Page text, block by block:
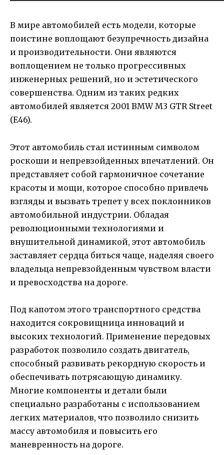
В мире автомобилей есть модели, которые
поистине воплощают безупречность дизайна
и производительности. Они являются
воплощением не только прогрессивных
инженерных решений, но и эстетического
совершенства. Одним из таких редких
автомобилей является 2001 BMW M3 GTR Street
(E46).
Этот автомобиль стал истинным символом
роскоши и непревзойденных впечатлений. Он
представляет собой гармоничное сочетание
красоты и мощи, которое способно привлечь
взгляды и вызвать трепет у всех поклонников
автомобильной индустрии. Обладая
революционными технологиями и
внушительной динамикой, этот автомобиль
заставляет сердца биться чаще, наделяя своего
владельца непревзойденным чувством власти
и превосходства на дороге.
Под капотом этого транспортного средства
находится сокровищница инноваций и
высоких технологий. Применение передовых
разработок позволило создать двигатель,
способный развивать рекордную скорость и
обеспечивать потрясающую динамику.
Многие компоненты и детали были
специально разработаны с использованием
легких материалов, что позволило снизить
массу автомобиля и повысить его
маневренность на дороге.